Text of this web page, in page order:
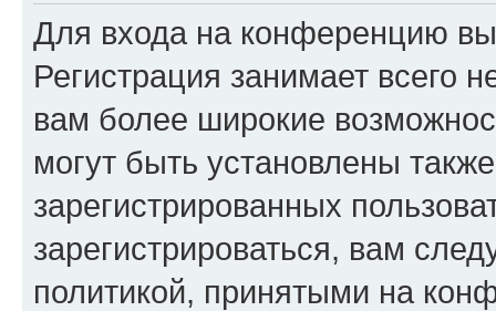
Для входа на конференцию
Регистрация занимает всего
вам более широкие
могут быть установлены
зарегистрированных
зарегистрироваться, вам
политикой, принятыми на